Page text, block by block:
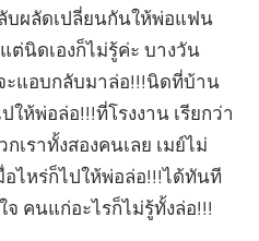
บผลัดเปลี่ยนกันให้พ่อแฟน
ต่นิดเองก็ไม่รู้ค่ะ บางวัน
ะแอบกลับมาล่อ!!!นิดที่บ้าน
ห้พ่อล่อ!!!ที่โรงงาน เรียกว่า
เราทั้งสองคนเลย เมย์ไม่
อไหร่ก็ไปให้พ่อล่อ!!!ได้ทันที
คนแก่อะไรก็ไม่รู้ทั้งล่อ!!!